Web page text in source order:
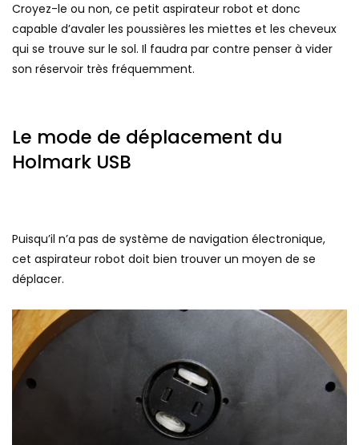
Croyez-le ou non, ce petit aspirateur robot et donc
capable d’avaler les poussières les miettes et les cheveux
qui se trouve sur le sol. Il faudra par contre penser à vider
son réservoir très fréquemment.
Le mode de déplacement du
Holmark USB
Puisqu’il n’a pas de système de navigation électronique,
cet aspirateur robot doit bien trouver un moyen de se
déplacer.